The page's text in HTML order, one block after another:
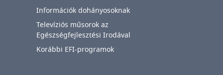
Információk dohányosoknak
Televíziós műsorok az
Egészségfejlesztési Irodával
Korábbi EFI-programok